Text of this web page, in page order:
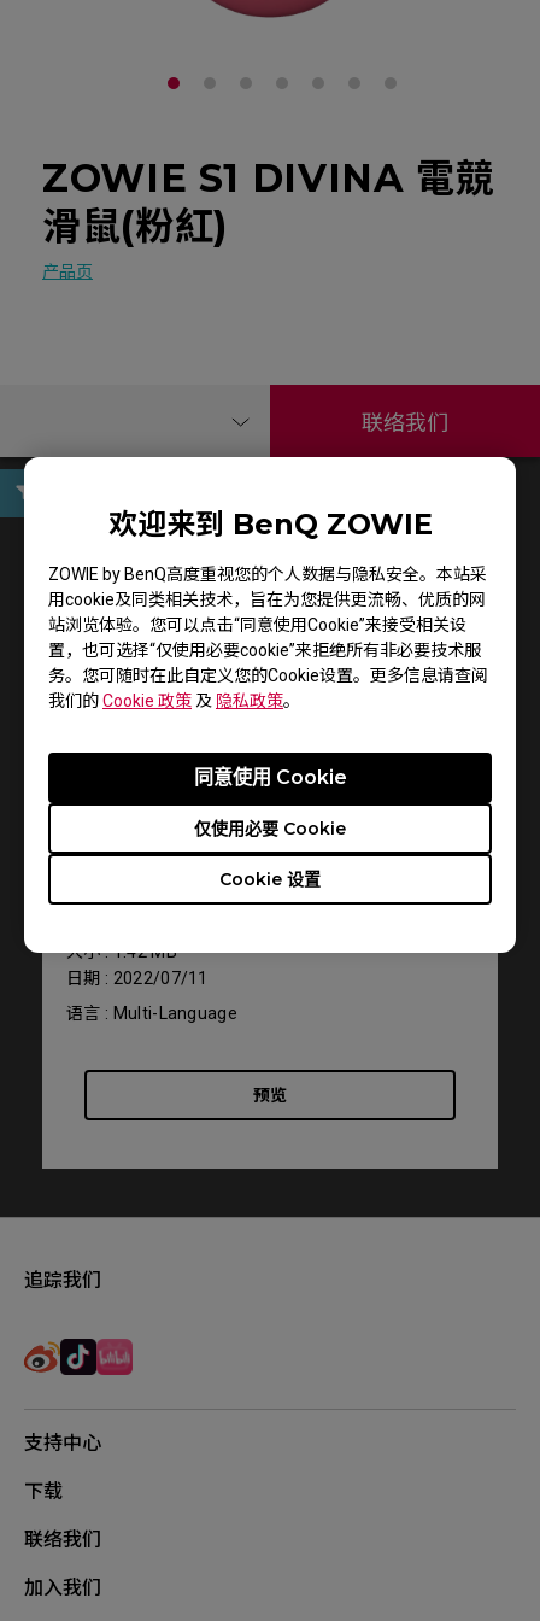
欢迎来到 BenQ ZOWIE
ZOWIE by BenQ高度重视您的个人数据与隐私安全。本站采
用cookie及同类相关技术，旨在为您提供更流畅、优质的网
站浏览体验。您可以点击“同意使用Cookie”来接受相关设
置，也可选择“仅使用必要cookie”来拒绝所有非必要技术服
务。您可随时在此自定义您的Cookie设置。更多信息请查阅
我们的Cookie 政策 及 隐私政策。
Cookie 设置
仅使用必要 Cookie
同意使用 Cookie
ZOWIE S1 DIVINA 電競
滑鼠(粉紅)
产品页
联络我们
使用手册
服务支持 - 下载 - 使用手册
S1 DIVINA Pink
使用手册
大小 : 1.42 MB
日期 : 2022/07/11
语言 : Multi-Language
预览
追踪我们
支持中心
下载
联络我们
加入我们